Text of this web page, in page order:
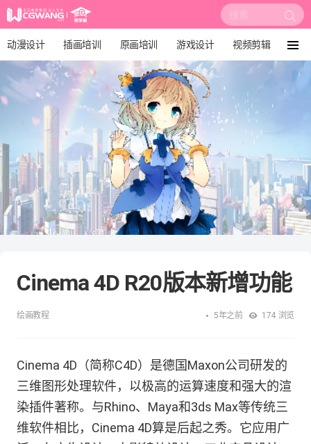
搜
索:
动漫设计 插画培训 原画培训 游戏设计 视频剪辑
影视后期 3D建模 培训课程 动画设计
漫画设计 绘画教程 板绘培训
Cinema 4D R20版本新增功能
绘画教程 5年之前 174 浏览
Cinema 4D（简称C4D）是德国Maxon公司研发的
三维图形处理软件，以极高的运算速度和强大的渲
染插件著称。与Rhino、Maya和3ds Max等传统三
维软件相比，Cinema 4D算是后起之秀。它应用广